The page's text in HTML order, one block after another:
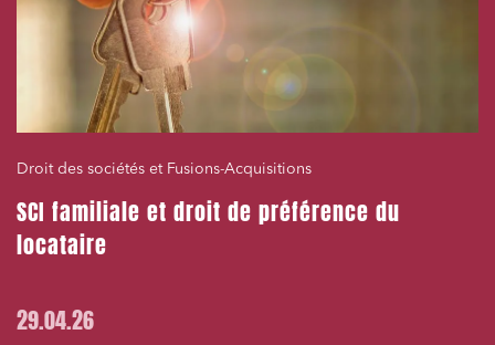
Droit des sociétés et Fusions-Acquisitions
SCI familiale et droit de préférence du
locataire
29.04.26